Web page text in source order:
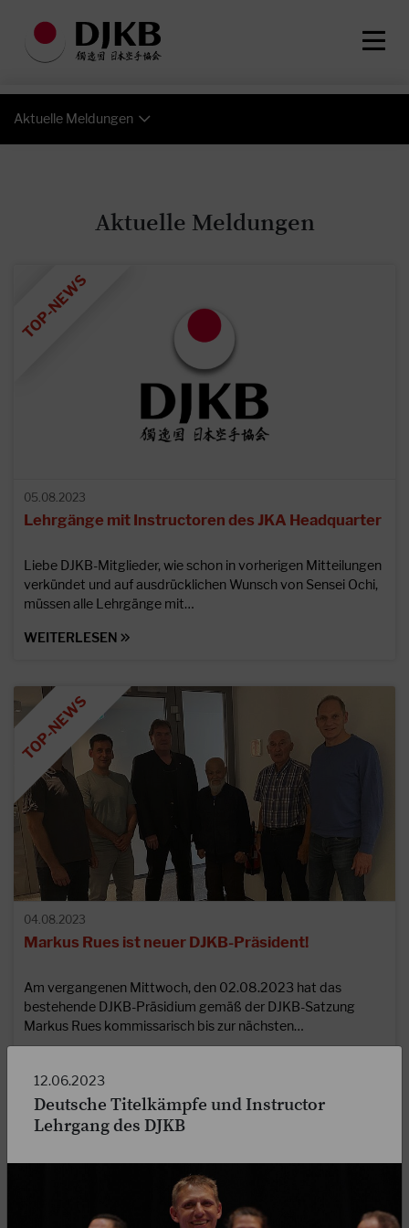
Aktuelle Meldungen
Aktuelle Meldungen
05.08.2023
Lehrgänge mit Instructoren des JKA Headquarter
Liebe DJKB-Mitglieder, wie schon in vorherigen Mitteilungen
verkündet und auf ausdrücklichen Wunsch von Sensei Ochi,
müssen alle Lehrgänge mit…
WEITERLESEN
04.08.2023
Markus Rues ist neuer DJKB-Präsident!
Am vergangenen Mittwoch, den 02.08.2023 hat das
bestehende DJKB-Präsidium gemäß der DJKB-Satzung
Markus Rues kommissarisch bis zur nächsten…
12.06.2023
Deutsche Titelkämpfe und Instructor
Lehrgang des DJKB